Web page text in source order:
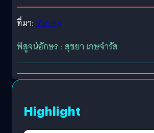
ที่มา: Variety
พิสูจน์อักษร : สุชยา เกษจำรัส
Highlight